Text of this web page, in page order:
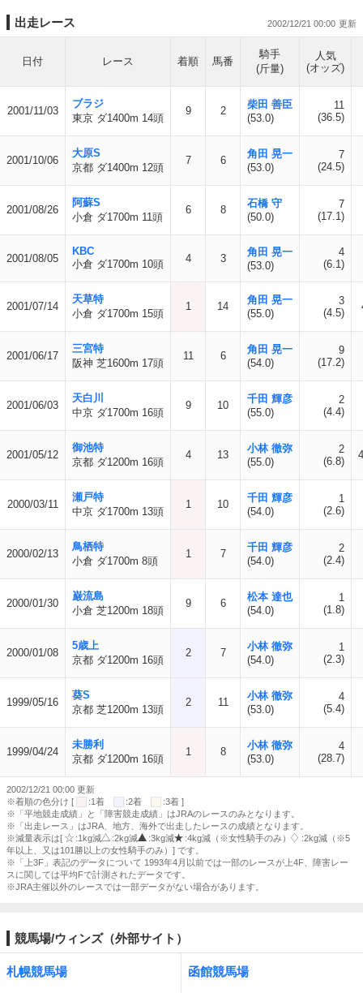
出走レース 2002/12/21 00:00
日付 レース 着順 馬番
騎手
(斤量)
人気
(オッズ)
2001/11/03
ブラジ
東京 ダ1400m 14頭
9 2
柴田 善臣
(53.0)
11
(36.5)
2001/10/06
大原S
京都 ダ1400m 12頭
7 6
角田 晃一
(53.0)
7
(24.5)
2001/08/26
阿蘇S
小倉 ダ1700m 11頭
6 8
石橋 守
(50.0)
7
(17.1)
2001/08/05
KBC
小倉 ダ1700m 10頭
4 3
角田 晃一
(53.0)
4
(6.1)
2001/07/14
天草特
小倉 ダ1700m 15頭
1 14
角田 晃一
(55.0)
3
(4.5)
2001/06/17
三宮特
阪神 芝1600m 17頭
11 6
角田 晃一
(54.0)
9
(17.2)
2001/06/03
天白川
中京 ダ1700m 16頭
9 10
千田 輝彦
(55.0)
2
(4.4)
2001/05/12
御池特
京都 ダ1200m 16頭
4 13
小林 徹弥
(55.0)
2
(6.8)
2000/03/11
瀬戸特
中京 ダ1700m 13頭
1 10
千田 輝彦
(54.0)
1
(2.6)
2000/02/13
鳥栖特
小倉 ダ1700m 8頭
1 7
千田 輝彦
(54.0)
2
(2.4)
2000/01/30
巌流島
小倉 芝1200m 18頭
9 6
松本 達也
(54.0)
1
(1.8)
2000/01/08
5歳上
京都 ダ1200m 16頭
2 7
小林 徹弥
(54.0)
1
(2.3)
1999/05/16
葵S
京都 芝1200m 13頭
2 11
小林 徹弥
(53.0)
4
(5.4)
1999/04/24
未勝利
京都 ダ1200m 16頭
1 8
小林 徹弥
(53.0)
4
(28.7)
2002/12/21 00:00 更新
※着順の色分け [
:1着 :2着
:3着 ]
※「平地競走成績」と「障害競走成績」はJRAのレースのみとなります。
※「出走レース」はJRA、地方、海外で出走したレースの成績となります。
※減量表示は[
:1kg減 :2kg減 :3kg減 :4kg減（※女性騎手のみ）
:2kg減（※5
年以上、又は101勝以上の女性騎手のみ）] です。
※「上3F」表記のデータについて 1993年4月以前では一部のレースが上4F、障害レー
スに関しては平均Fで計測されたデータです。
※JRA主催以外のレースでは一部データがない場合があります。
競馬場/ウィンズ（外部サイト）
札幌競馬場 函館競馬場